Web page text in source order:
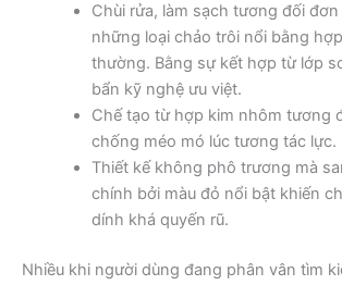
Chùi rửa, làm sạch tương đối
những loại chảo trôi nổi bằng
thường. Bằng sự kết hợp từ lớp
bẩn kỹ nghệ ưu việt.
Chế tạo từ hợp kim nhôm tương
chống méo mó lúc tương tác lực.
Thiết kế không phô trương mà
chính bởi màu đỏ nổi bật khiến
dính khá quyến rũ.
Nhiều khi người dùng đang phân vân tìm